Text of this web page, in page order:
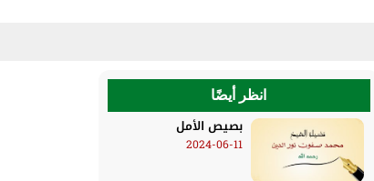
انظر أيضًا
بصيص الأمل
2024-06-11